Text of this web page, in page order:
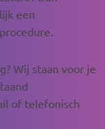
een
Wij staan voor je
of telefonisch